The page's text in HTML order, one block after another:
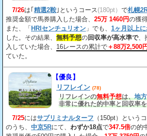
7/26は｢ 精選2鞍 ｣というコース (180pt） で札幌
推奨金額で馬券購入した場合、 25万 1460円の獲
また、「 HRIセンチュリオン 」でも、 1ヶ月以上
した。その結果、 無料予想の回収率が高水準で、
入していた場合、 16レースの累計で ＋88万2,500
ていた。
【優良】
リフレイン (78)
リフレインの無料予想は、地
非常に優れた的中率と回収率を
7/25にはサブリミナルターフ （150pt）という
のうち、 中京5Rにて、 わずか18点で347.5倍の的